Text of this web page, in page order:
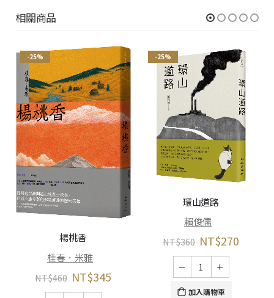
相關商品
-25%
楊桃香
桂春．米雅
NT$460 NT$345
-25%
環山道路
賴俊儒
NT$360 NT$270
加入購物車